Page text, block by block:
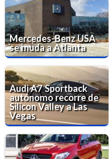
Mercedes-Benz USA
se muda a Atlanta
Audi A7 Sportback
autónomo recorre de
Silicon Valley a Las
Vegas